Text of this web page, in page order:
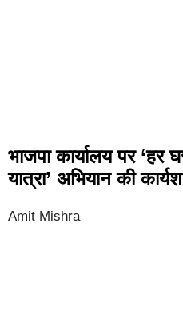
भाजपा कार्यालय पर ‘हर
यात्रा’ अभियान की
Amit Mishra